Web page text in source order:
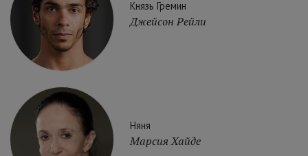
Князь Гремин
Джейсон Рейли
Няня
Марсия Хайде